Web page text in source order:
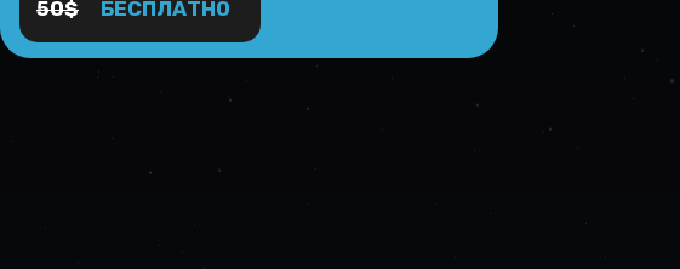
50$ БЕСПЛАТНО